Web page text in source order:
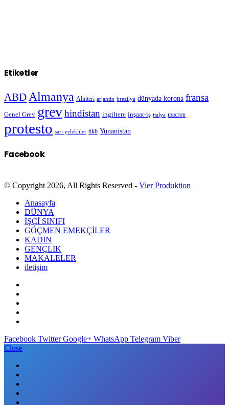
Etiketler
ABD Almanya Alınteri arjantin brezilya dünyada korona fransa
Genel Grev grevhindistan ingiltere inşaat-iş italya macron
protesto sarı yelekliler tikb Yunanistan
Facebook
© Copyright 2026, All Rights Reserved - Vier Produktion
Anasayfa
DÜNYA
İŞÇİ SINIFI
GÖÇMEN EMEKÇİLER
KADIN
GENÇLİK
MAKALELER
iletişim
Facebook Twitter Google+ WhatsApp Telegram Viber
Close